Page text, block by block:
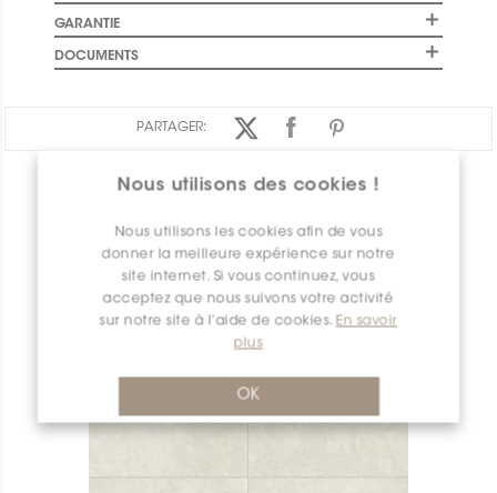
Nous utilisons des cookies !
Nous utilisons les cookies afin de vous
donner la meilleure expérience sur notre
site internet. Si vous continuez, vous
acceptez que nous suivons votre activité
sur notre site à l’aide de cookies. En savoir
plus
OK
GARANTIE
DOCUMENTS
PARTAGER:
APERÇU DES PRODUITS